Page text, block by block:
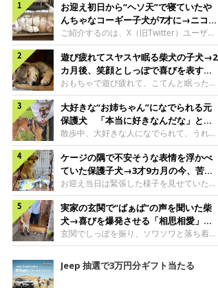
お迎え初日から“ヘソ天”で寝ていたや
んちゃなコーギー子犬が7才に→ニコニ
コ“コーギースマイル”が魅力のコに成
長！
ご紹介するのは、X（旧Twitter）ユーザー
＠Kus1oKg2vsgdWS2さんの愛犬でウェル
シュ・コーギー・ペンブロークの神楽ちゃ
ん。今年の8月で7才になるという神楽ちゃ
んですが、いったいどんな子犬時代を過ご
したのでしょうか。今回は、神楽ちゃんの
成長を飼い主さんと振り返ります！神楽ち
ゃんの成長について聞いた！お迎えから数
日後の神楽ちゃん（撮影時生後2カ月）＠
Kus1oKg2vsgdWS2――お迎え当初の神楽
ちゃんの様子について教えてください。飼
い主さん： 「お迎え当日から“ヘソ天”で寝
るようなコでし
遊び疲れてスヤスヤ眠る柴犬の子犬→2
カ月後、笑顔としっぽで喜びを表すコ
に成長！
おもちゃで遊び疲れて、こてんと眠った子
犬。あれから2カ月、表情や行動にさまざ
まな変化が見られるようになりました。遊
び疲れて眠る生後2カ月のなっちゃん遊び
疲れた様子のなっちゃん。@Pkndg_紹介
するのは、X（旧Twitter）ユーザー
@Pkndg_さんの愛犬・なっちゃん（取材
時、生後4カ月／柴犬）。こちらの写真
は、なっちゃんが生後2カ月のころに撮影
された一枚です。この日、なっちゃんは家
族と一緒におもちゃで遊んでいました。た
くさん遊んで疲れたのか、その後は眠り始
めたそうです。眠るなっちゃん。
@Pkndg_
大好きな“お姉ちゃん”になでられる元
保護犬 「本当に好きなんだな」と感
じる表情にほっこり
散歩中、大好きな人になでられて、うれし
そうな表情を見せる元保護犬。甘えるよう
な姿に、見ているこちらまでほっこりしま
す。大好きな“お姉ちゃん”に甘える小次郎
くん妹さんになでてもらい、うれしそうな
表情を見せる小次郎くん（2026年6月撮
影）。@mika_Jimmy紹介するのは、X（旧
Twitter）ユーザー@mika_Jimmyさんの愛
犬・小次郎くん（撮影時5才）。こちら
は、飼い主さんの妹さんと一緒に散歩をし
日、飼い主さんは実家から自宅へ帰る途
ケージの隅で不安そうな表情を浮かべ
ていた保護子犬→3才9カ月の今、苦手
を克服し頼もしいコに成長！
お迎え当日は緊張した様子を見せていた元
野犬の保護子犬。あれから約3年半、苦手
だったことを一つひとつ克服し、家族に寄
り添う姿を見せています。お迎え当日、ケ
ージの隅で不安そうにお迎え当日のシルビ
アちゃん。@nemonemotos今回紹介する
のは、X（旧Twitter）ユーザー
@nemonemotosさんの愛犬・シルビアち
実家の玄関で“ばぁば”の声を聞いた柴
犬→喜びを爆発させる「相思相愛」な
光景にほっこり
玄関でしっぽを振り、ソワソワと落ち着か
ない様子の柴犬。その先には、大好きな人
との再会が待っていました。玄関でソワソ
ワする福丸くんソワソワした様子を見せる
Jeep 抽選で3万円分ギフト当たる